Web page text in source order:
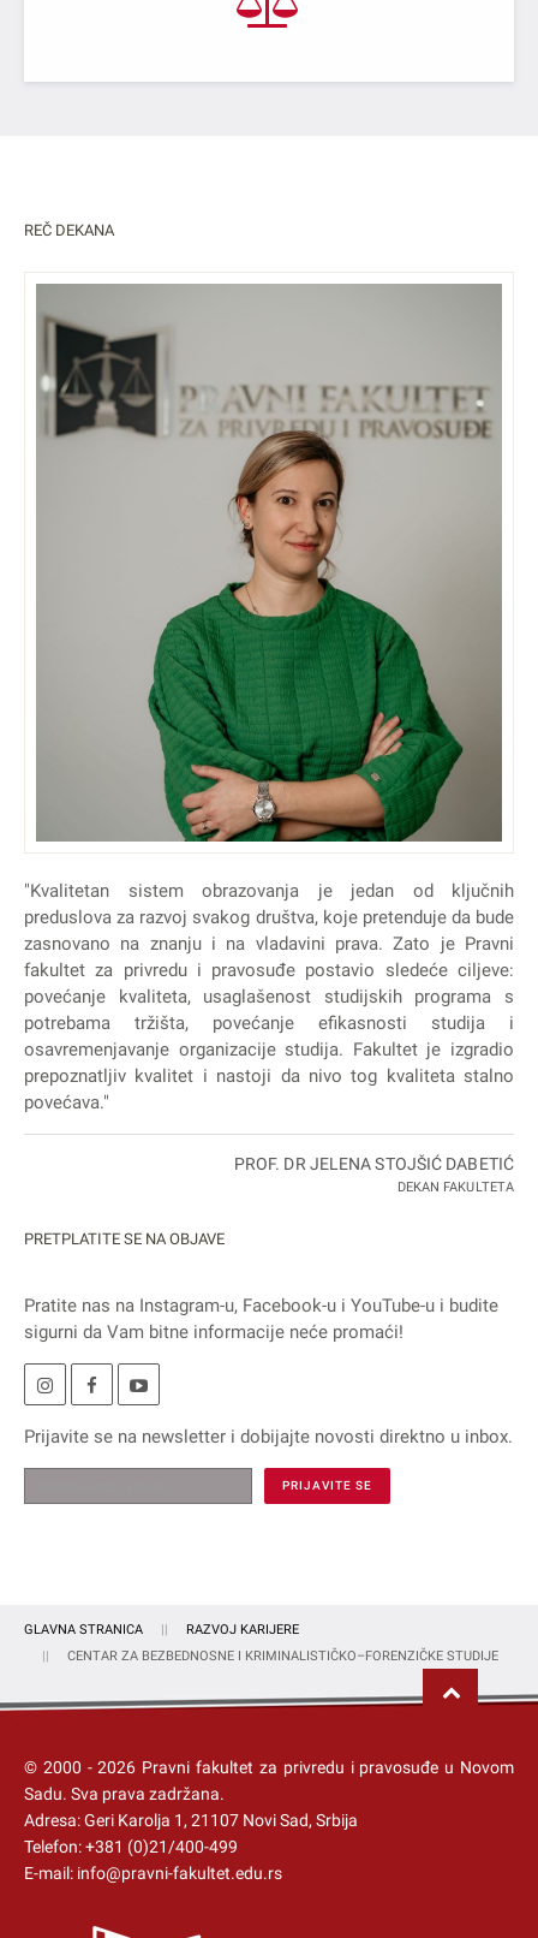
REČ DEKANA
"Kvalitetan sistem obrazovanja je jedan od ključnih
preduslova za razvoj svakog društva, koje pretenduje da bude
zasnovano na znanju i na vladavini prava. Zato je Pravni
fakultet za privredu i pravosuđe postavio sledeće ciljeve:
povećanje kvaliteta, usaglašenost studijskih programa s
potrebama tržišta, povećanje efikasnosti studija i
osavremenjavanje organizacije studija. Fakultet je izgradio
prepoznatljiv kvalitet i nastoji da nivo tog kvaliteta stalno
povećava."
PROF. DR JELENA STOJŠIĆ DABETIĆ
DEKAN FAKULTETA
PRETPLATITE SE NA OBJAVE
Pratite nas na Instagram-u, Facebook-u i YouTube-u i budite
sigurni da Vam bitne informacije neće promaći!
Prijavite se na newsletter i dobijajte novosti direktno u inbox.
GLAVNA STRANICA
RAZVOJ KARIJERE
CENTAR ZA BEZBEDNOSNE I KRIMINALISTIČKO–FORENZIČKE STUDIJE
© 2000 -2026 Pravni fakultet za privredu i pravosuđe u Novom
Sadu. Sva prava zadržana.
Adresa: Geri Karolja 1, 21107 Novi Sad, Srbija
Telefon:+381 (0)21/400-499
E-mail: info@pravni-fakultet.edu.rs